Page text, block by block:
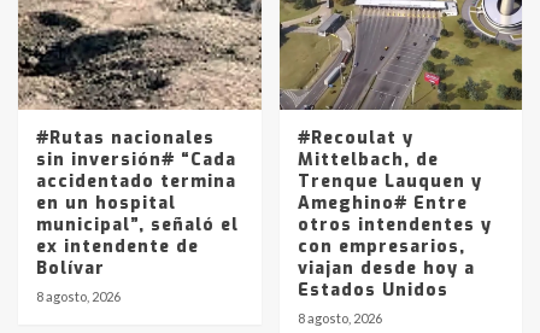
5
Los precios de los combustibles en
La Pampa, desde YPF hasta Axion
entre 857 a 1338 pesos
#Rutas nacionales
sin inversión# “Cada
accidentado termina
en un hospital
municipal”, señaló el
ex intendente de
Bolívar
8 agosto, 2026
#Recoulat y
Mittelbach, de
Trenque Lauquen y
Ameghino# Entre
otros intendentes y
con empresarios,
viajan desde hoy a
Estados Unidos
8 agosto, 2026